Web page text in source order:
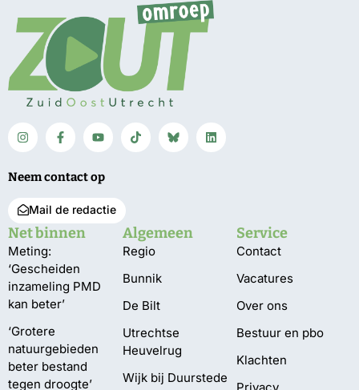
Neem contact op
Mail de redactie
Net binnen
Meting:
‘Gescheiden
inzameling PMD
kan beter’
‘Grotere
natuurgebieden
beter bestand
tegen droogte’
Algemeen
Regio
Bunnik
De Bilt
Utrechtse
Heuvelrug
Wijk bij Duurstede
Service
Contact
Vacatures
Over ons
Bestuur en pbo
Klachten